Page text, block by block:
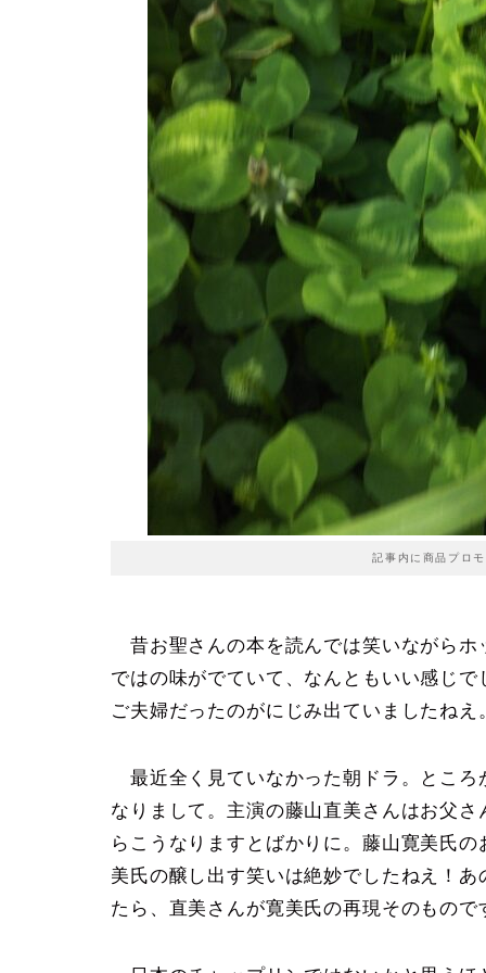
記事内に商品プロ
昔お聖さんの本を読んでは笑いながらホ
ではの味がでていて、なんともいい感じ
ご夫婦だったのがにじみ出ていましたねえ
最近全く見ていなかった朝ドラ。ところ
なりまして。主演の藤山直美さんはお父
らこうなりますとばかりに。藤山寛美氏
美氏の醸し出す笑いは絶妙でしたねえ！
たら、直美さんが寛美氏の再現そのもので